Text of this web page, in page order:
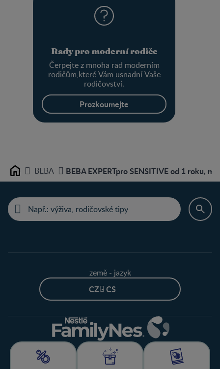
Rady pro moderní rodiče
Čerpejte z mnoha rad moderním
rodičům,které Vám usnadní Vaše
rodičovství.
Prozkoumejte
Home BEBA BEBA EXPERTpro SENSITIVE od 1 roku,
země - jazyk
CZ - CS